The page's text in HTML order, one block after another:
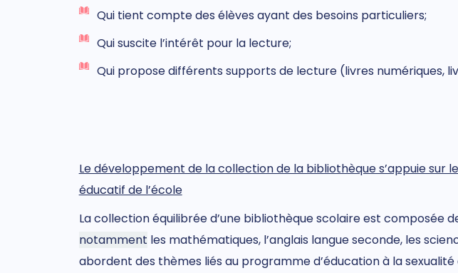
Qui tient compte des élèves ayant des besoins particuliers;
Qui suscite l’intérêt pour la lecture;
Qui propose différents supports de lecture (livres numériques,
Le développement de la collection de la bibliothèque s’appuie
éducatif de l’école
La collection équilibrée d’une bibliothèque scolaire est composée
notamment les mathématiques, l’anglais langue seconde, les
abordent des thèmes liés au programme d’éducation à la